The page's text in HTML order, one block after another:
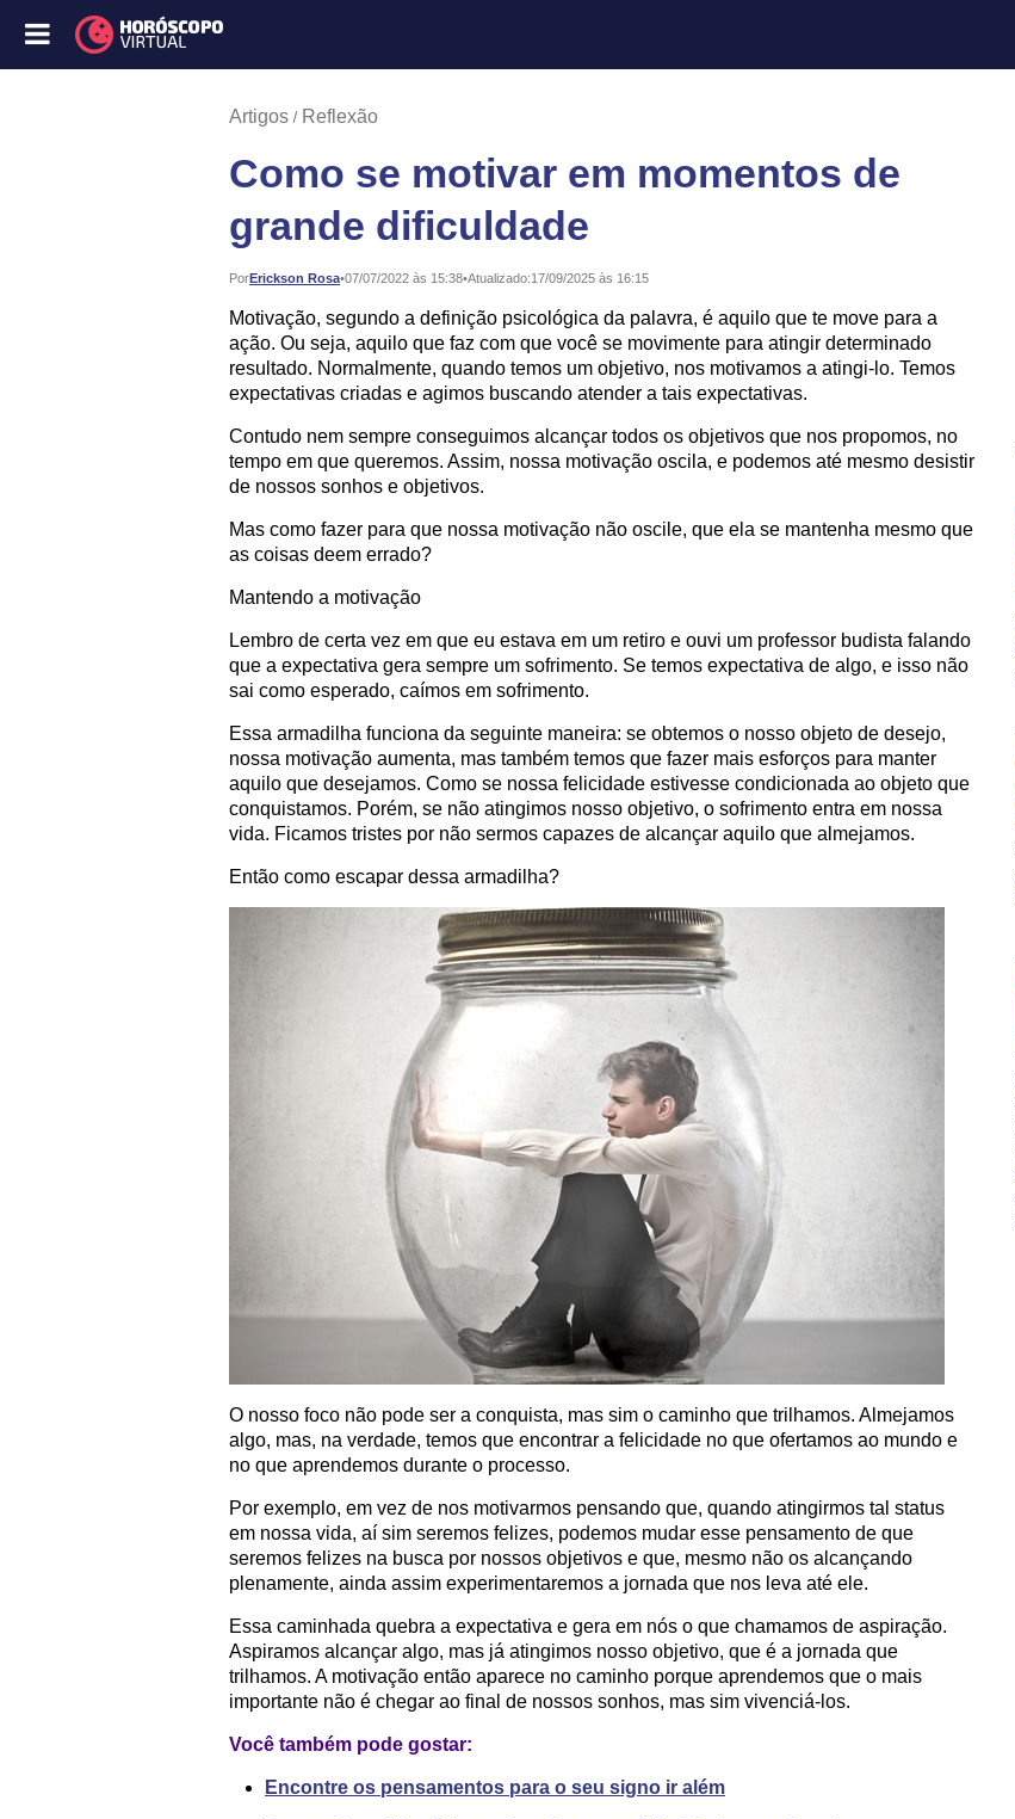
Artigos Reflexão
Como se motivar em momentos de
grande dificuldade
PorErickson Rosa•
Publicado: 07/07/2022 às 15:38•Atualizado:17/09/2025 às 16:15
Motivação, segundo a definição psicológica da palavra, é aquilo que te move para a
ação. Ou seja, aquilo que faz com que você se movimente para atingir determinado
resultado. Normalmente, quando temos um objetivo, nos motivamos a atingi-lo. Temos
expectativas criadas e agimos buscando atender a tais expectativas.
Contudo nem sempre conseguimos alcançar todos os objetivos que nos propomos, no
tempo em que queremos. Assim, nossa motivação oscila, e podemos até mesmo desistir
de nossos sonhos e objetivos.
Mas como fazer para que nossa motivação não oscile, que ela se mantenha mesmo que
as coisas deem errado?
Mantendo a motivação
Lembro de certa vez em que eu estava em um retiro e ouvi um professor budista falando
que a expectativa gera sempre um sofrimento. Se temos expectativa de algo, e isso não
sai como esperado, caímos em sofrimento.
Essa armadilha funciona da seguinte maneira: se obtemos o nosso objeto de desejo,
nossa motivação aumenta, mas também temos que fazer mais esforços para manter
aquilo que desejamos. Como se nossa felicidade estivesse condicionada ao objeto que
conquistamos. Porém, se não atingimos nosso objetivo, o sofrimento entra em nossa
vida. Ficamos tristes por não sermos capazes de alcançar aquilo que almejamos.
Então como escapar dessa armadilha?
O nosso foco não pode ser a conquista, mas sim o caminho que trilhamos. Almejamos
algo, mas, na verdade, temos que encontrar a felicidade no que ofertamos ao mundo e
no que aprendemos durante o processo.
Por exemplo, em vez de nos motivarmos pensando que, quando atingirmos tal status
em nossa vida, aí sim seremos felizes, podemos mudar esse pensamento de que
seremos felizes na busca por nossos objetivos e que, mesmo não os alcançando
plenamente, ainda assim experimentaremos a jornada que nos leva até ele.
Essa caminhada quebra a expectativa e gera em nós o que chamamos de aspiração.
Aspiramos alcançar algo, mas já atingimos nosso objetivo, que é a jornada que
trilhamos. A motivação então aparece no caminho porque aprendemos que o mais
importante não é chegar ao final de nossos sonhos, mas sim vivenciá-los.
Você também pode gostar:
Encontre os pensamentos para o seu signo ir além